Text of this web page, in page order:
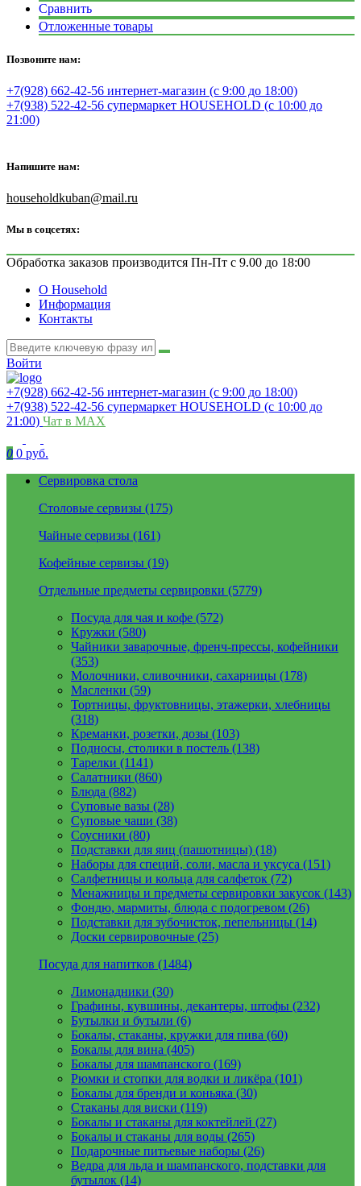
Сравнить
Отложенные товары
Позвоните нам:
+7(928) 662-42-56 интернет-магазин (с 9:00 до 18:00)
+7(938) 522-42-56 супермаркет HOUSEHOLD (с 10:00 до
21:00)
Напишите нам:
householdkuban@mail.ru
Мы в соцсетях:
Обработка заказов производится Пн-Пт с 9.00 до 18:00
О Household
Информация
Контакты
Войти
+7(928) 662-42-56 интернет-магазин (с 9:00 до 18:00)
+7(938) 522-42-56 супермаркет HOUSEHOLD (с 10:00 до
21:00) Чат в MAX
0 0 руб.
Сервировка стола
Столовые сервизы (175)
Чайные сервизы (161)
Кофейные сервизы (19)
Отдельные предметы сервировки (5779)
Посуда для чая и кофе (572)
Кружки (580)
Чайники заварочные, френч-прессы, кофейники
(353)
Молочники, сливочники, сахарницы (178)
Масленки (59)
Тортницы, фруктовницы, этажерки, хлебницы
(318)
Креманки, розетки, дозы (103)
Подносы, столики в постель (138)
Тарелки (1141)
Салатники (860)
Блюда (882)
Суповые вазы (28)
Суповые чаши (38)
Соусники (80)
Подставки для яиц (пашотницы) (18)
Наборы для специй, соли, масла и уксуса (151)
Салфетницы и кольца для салфеток (72)
Менажницы и предметы сервировки закусок (143)
Фондю, мармиты, блюда с подогревом (26)
Подставки для зубочисток, пепельницы (14)
Доски сервировочные (25)
Посуда для напитков (1484)
Лимонадники (30)
Графины, кувшины, декантеры, штофы (232)
Бутылки и бутыли (6)
Бокалы, стаканы, кружки для пива (60)
Бокалы для вина (405)
Бокалы для шампанского (169)
Рюмки и стопки для водки и ликёра (101)
Бокалы для бренди и коньяка (30)
Стаканы для виски (119)
Бокалы и стаканы для коктейлей (27)
Бокалы и стаканы для воды (265)
Подарочные питьевые наборы (26)
Ведра для льда и шампанского, подставки для
бутылок (14)